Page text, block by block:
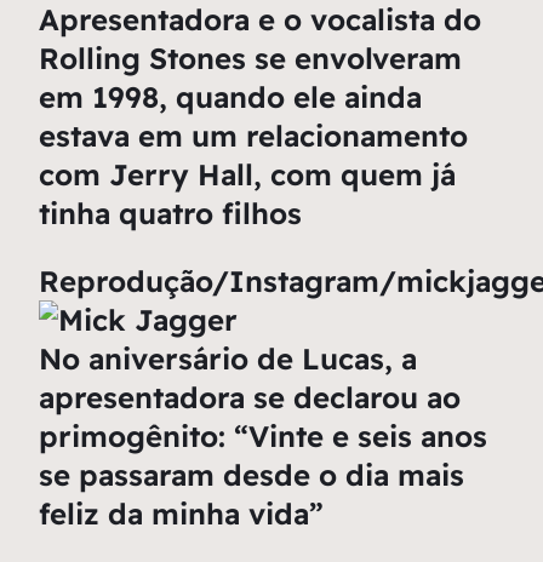
Apresentadora e o vocalista do
Rolling Stones se envolveram
em 1998, quando ele ainda
estava em um relacionamento
com Jerry Hall, com quem já
tinha quatro filhos
Reprodução/Instagram/
No aniversário de Lucas, a
apresentadora se declarou ao
primogênito: “Vinte e seis anos
se passaram desde o dia mais
feliz da minha vida”